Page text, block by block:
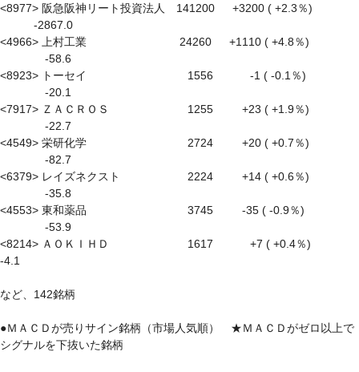
<8977> 阪急阪神リート投資法人　141200 　 +3200 ( +2.3％)
-2867.0
<4966> 上村工業　　　　　　　　 24260 　 +1110 ( +4.8％)
-58.6
<8923> トーセイ　　　　　　　　　1556　　　 -1 ( -0.1％)
-20.1
<7917> ＺＡＣＲＯＳ　　　　　　　1255 　　 +23 ( +1.9％)
-22.7
<4549> 栄研化学　　　　　　　　　2724 　　 +20 ( +0.7％)
-82.7
<6379> レイズネクスト　　　　　　2224 　　 +14 ( +0.6％)
-35.8
<4553> 東和薬品　　　　　　　　　3745 　　 -35 ( -0.9％)
-53.9
<8214> ＡＯＫＩＨＤ　　　　　　　1617　　　 +7 ( +0.4％)
-4.1
など、142銘柄
●ＭＡＣＤが売りサイン銘柄（市場人気順）　★ＭＡＣＤがゼロ以上で
シグナルを下抜いた銘柄